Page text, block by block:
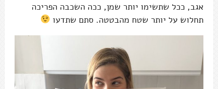
אגב, ככל שתשימו יותר שמן, ככה השכבה הפריכה
תחלוש על יותר שטח מהבטטה. סתם שתדעו